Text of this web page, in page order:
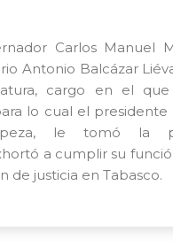
Carlos Manuel
Antonio Balcázar
cargo en el que
lo cual el presidente
le tomó la
a cumplir su
de justicia en Tabasco.